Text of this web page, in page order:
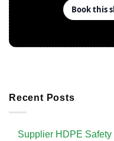
Recent Posts
Supplier HDPE